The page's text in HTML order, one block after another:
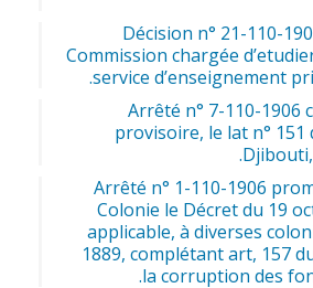
Décision n° 21-110-
Commission chargée
service d’enseignement
Arrêté n° 7-110-1906
provisoire, le lat n° 151
Arrêté n° 1-110-1906
Colonie le Décret du 19
applicable, à diverses
1889, complétant art, 157
la corruption des